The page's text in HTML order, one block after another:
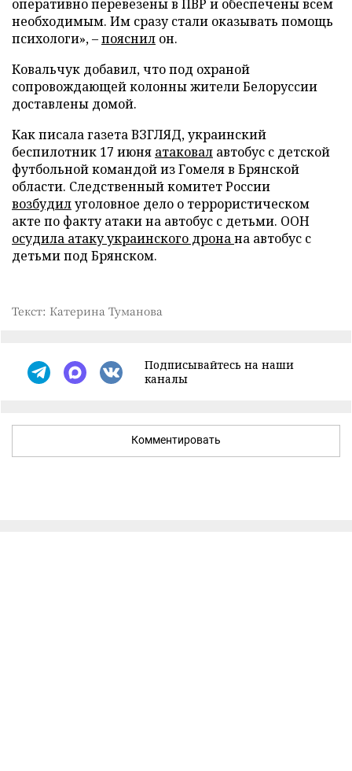
оперативно перевезены в ПВР и обеспечены всем
необходимым. Им сразу стали оказывать помощь
психологи», –пояснил он.
Ковальчук добавил, что под охраной
сопровождающей колонны жители Белоруссии
доставлены домой.
Как писала газета ВЗГЛЯД, украинский
беспилотник 17 июня атаковал автобус с детской
футбольной командой из Гомеля в Брянской
области. Следственный комитет России
возбудилуголовное дело о террористическом
акте по факту атаки на автобус с детьми. ООН
осудила атаку украинского дронана автобус с
детьми под Брянском.
Текст: Катерина Туманова
Подписывайтесь на наши
каналы
Комментировать